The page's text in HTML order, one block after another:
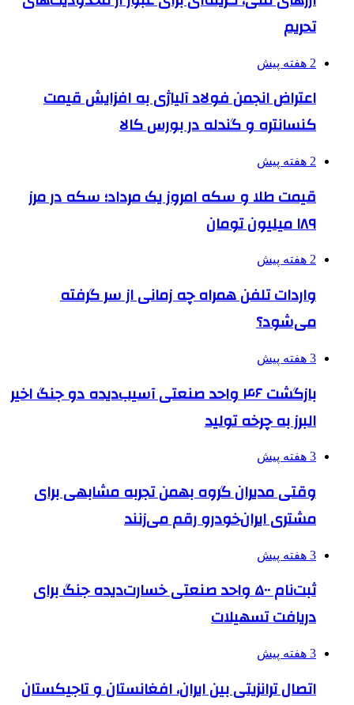
تحریم
2 هفته پیش
اعتراض انجمن فولاد آلیاژی به افزایش قیمت
کنسانتره و گندله در بورس کالا
2 هفته پیش
قیمت طلا و سکه امروز یک مرداد؛ سکه در مرز
۱۸۹ میلیون تومان
2 هفته پیش
واردات تلفن همراه چه زمانی از سر گرفته
می‌شود؟
3 هفته پیش
بازگشت ۴۶ واحد صنعتی آسیب‌دیده دو جنگ اخیر
البرز به چرخه تولید
3 هفته پیش
وقتی مدیران گروه بهمن تجربه مشابهی برای
مشتری ایران‌خودرو رقم می‌زنند
3 هفته پیش
ثبت‌نام ۵۰۰ واحد صنعتی خسارت‌دیده جنگ برای
دریافت تسهیلات
3 هفته پیش
اتصال ترانزیتی بین ایران، افغانستان و تاجیکستان